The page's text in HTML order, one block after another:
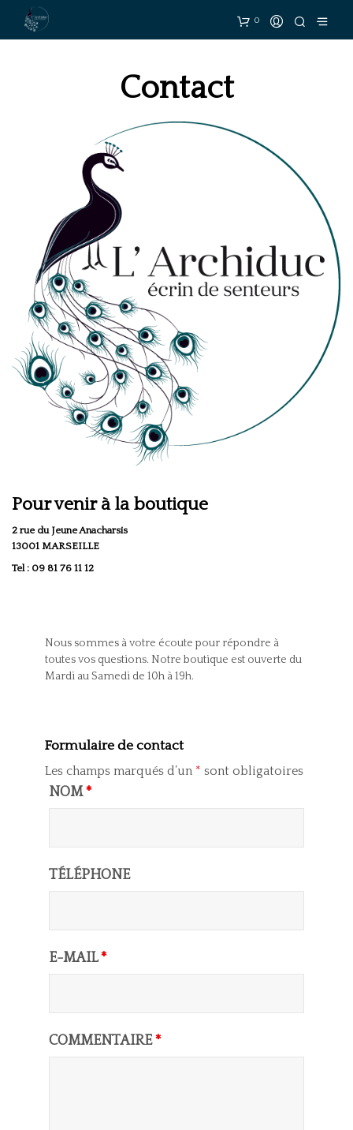
0
Contact
Pour venir à la boutique
2 rue du Jeune Anacharsis
13001 MARSEILLE
Tel : 09 81 76 11 12
Nous sommes à votre écoute pour répondre à
toutes vos questions. Notre boutique est ouverte du
Mardi au Samedi de 10h à 19h.
Formulaire de contact
Les champs marqués d’un * sont obligatoires
NOM*
TÉLÉPHONE
E-MAIL*
COMMENTAIRE*